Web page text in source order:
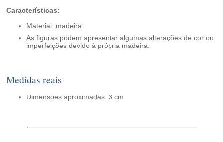
Características:
Material: madeira
As figuras podem apresentar algumas alterações de cor ou
imperfeições devido à própria madeira.
Medidas reais
Dimensões aproximadas: 3 cm